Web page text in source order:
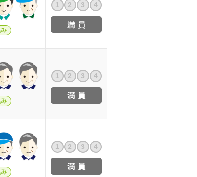
1 2 3 4
1 2 3 4
1 2 3 4